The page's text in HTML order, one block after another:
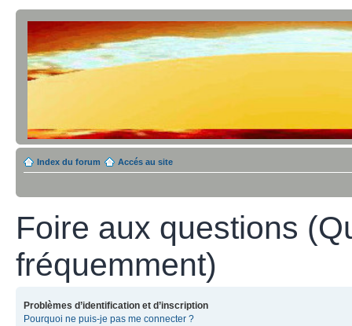
Index du forum Accés au site
Foire aux questions
fréquemment)
Problèmes d’identification et d’inscription
Pourquoi ne puis-je pas me connecter ?